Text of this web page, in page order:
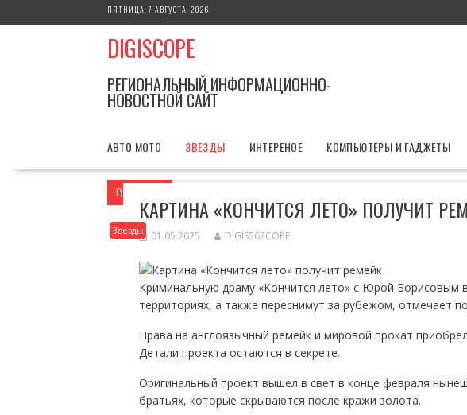
к
ПЯТНИЦА, 7 АВГУСТА, 2026
DIGISCOPE
РЕГИОНАЛЬНЫЙ ИНФОРМАЦИОННО-
НОВОСТНОЙ САЙТ
АВТО МОТО ЗВЕЗДЫ ИНТЕРЕНОЕ КОМПЬЮТЕРЫ И ГАДЖЕТЫ
Вы здесь
Звезды
КАРТИНА «КОНЧИТСЯ ЛЕТО» ПОЛУЧИТ
01.05.2025 DIGIS567COPE
Криминальную драму «Кончится лето» с Юрой Борисовым
территориях, а также переснимут за рубежом, отмечает
Права на англоязычный ремейк и мировой прокат
Детали проекта остаются в секрете.
Оригинальный проект вышел в свет в конце февраля
братьях, которые скрываются после кражи золота.